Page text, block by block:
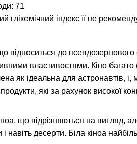
71
глікемічний індекс її не
відноситься до
властивостями. Кіно багато
як ідеальна для астронавтів,
які за рахунок високої
що відрізняються на вигляд,
і навіть десерти. Біла кіноа